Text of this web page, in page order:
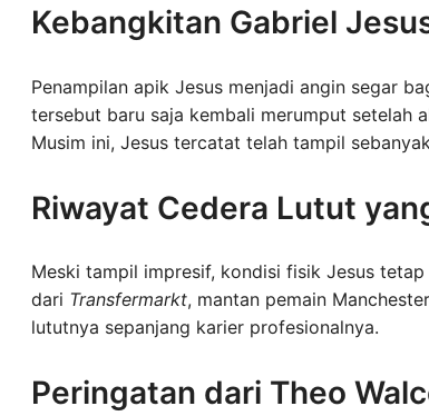
Kebangkitan Gabriel
Penampilan apik Jesus menjadi angin segar
tersebut baru saja kembali merumput setelah
Musim ini, Jesus tercatat telah tampil
Riwayat Cedera Lutut
Meski tampil impresif, kondisi fisik Jesus
dari Transfermarkt, mantan pemain
lututnya sepanjang karier profesionalnya.
Peringatan dari Theo